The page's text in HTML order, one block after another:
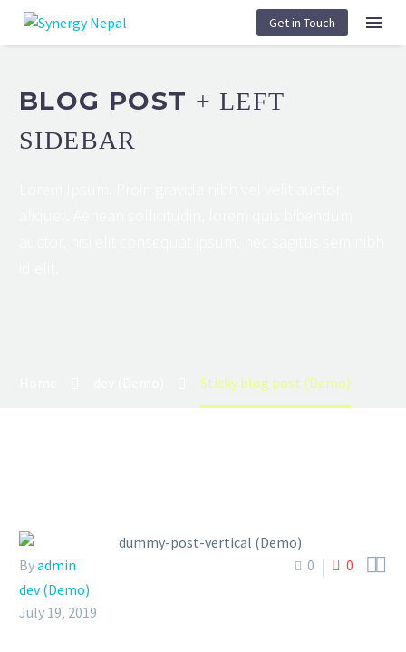
Get in Touch
BLOG POST + LEFT
SIDEBAR
Sticky blog post (Demo)
0 0 
Byadmin
dev (Demo)
July 19, 2019